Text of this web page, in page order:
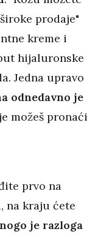
prodaje"
kreme i
hijaluronske
Jedna upravo
odnedavno je
možeš pronaći
prvo na
na kraju ćete
je razloga